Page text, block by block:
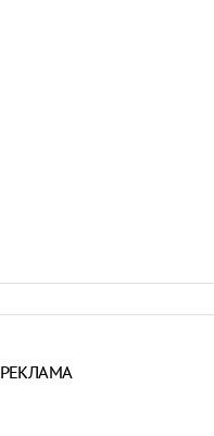
РЕКЛАМА